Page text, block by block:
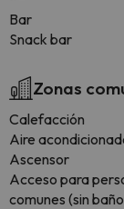
Bar
Snack bar
Zonas
Calefacción
Aire
Ascensor
Acceso para
comunes (sin